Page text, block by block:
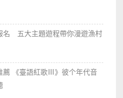
名 五大主題遊程帶你漫遊漁村
薦 《臺語紅歌Ⅲ》彼个年代音